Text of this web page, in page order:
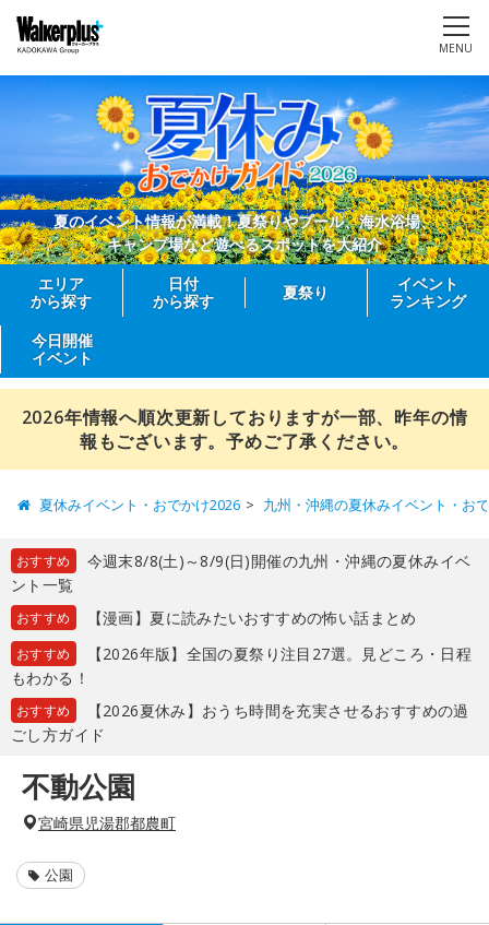
MENU
夏のイベント情報が満載！夏祭りやプール、海水浴場、
キャンプ場など遊べるスポットを大紹介
エリア
から探す
日付
から探す
夏祭り
イベント
ランキング
今日開催
イベント
2026年情報へ順次更新しておりますが一部、昨年の情
報もございます。予めご了承ください。
夏休みイベント・おでかけ2026 九州・沖縄の夏休みイベント・お
おすすめ
今週末8/8(土)～8/9(日)開催の九州・沖縄の夏休みイベ
ント一覧
おすすめ 【漫画】夏に読みたいおすすめの怖い話まとめ
おすすめ
【2026年版】全国の夏祭り注目27選。見どころ・日程
もわかる！
おすすめ
【2026夏休み】おうち時間を充実させるおすすめの過
ごし方ガイド
不動公園
宮崎県児湯郡都農町
公園